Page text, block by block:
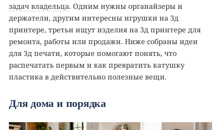
задач владельца. Одним нужны органайзеры и
держатели, другим интересны игрушки на 3д
принтере, третьи ищут изделия на 3д принтере для
ремонта, работы или продажи. Ниже собраны идеи
для 3д печати, которые помогают понять, что
распечатать первым и как превратить катушку
пластика в действительно полезные вещи.
Для дома и порядка